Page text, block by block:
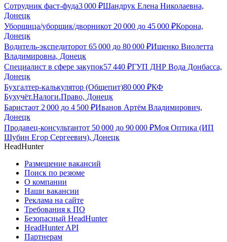
Сотрудник фаст-фуда3 000 ₽Шандрук Елена Николаевна,
Донецк
Уборщица/уборщик/дворникот 20 000 до 45 000 ₽Корона,
Донецк
Водитель-экспедиторот 65 000 до 80 000 ₽Ищенко Виолетта
Владимировна, Донецк
Специалист в сфере закупок57 440 ₽ГУП ДНР Вода Донбасса,
Донецк
Бухгалтер-калькулятор (Общепит)80 000 ₽КФ
Бухучёт.Налоги.Право, Донецк
Баристаот 2 000 до 4 500 ₽Иванов Артём Владимирович,
Донецк
Продавец-консультантот 50 000 до 90 000 ₽Моя Оптика (ИП
Шубин Егор Сергеевич), Донецк
HeadHunter
Размещение вакансий
Поиск по резюме
О компании
Наши вакансии
Реклама на сайте
Требования к ПО
Безопасный HeadHunter
HeadHunter API
Партнерам